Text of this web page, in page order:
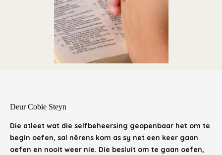
Deur Cobie Steyn
Die atleet wat die selfbeheersing geopenbaar het om te
begin oefen, sal nêrens kom as sy net een keer gaan
oefen en nooit weer nie. Die besluit om te gaan oefen,